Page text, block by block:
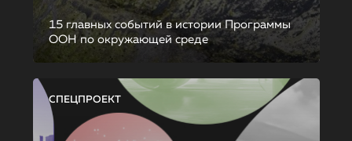
15 главных событий в истории Программы
ООН по окружающей среде
СПЕЦПРОЕКТ